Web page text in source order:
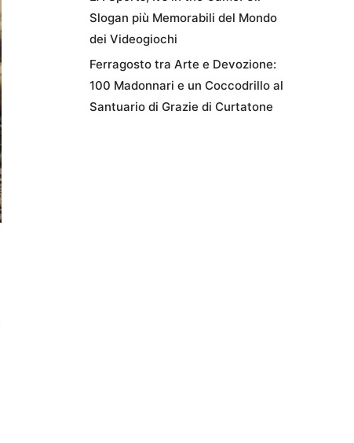
Slogan più Memorabili del Mondo
dei Videogiochi
Ferragosto tra Arte e Devozione:
100 Madonnari e un Coccodrillo al
Santuario di Grazie di Curtatone